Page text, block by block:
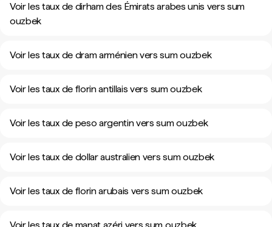
Voir les taux de dirham des Émirats arabes unis vers sum
ouzbek
Voir les taux de dram arménien vers sum ouzbek
Voir les taux de florin antillais vers sum ouzbek
Voir les taux de peso argentin vers sum ouzbek
Voir les taux de dollar australien vers sum ouzbek
Voir les taux de florin arubais vers sum ouzbek